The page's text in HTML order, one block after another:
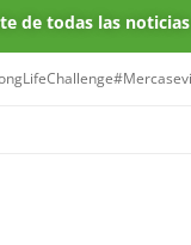
de todas las